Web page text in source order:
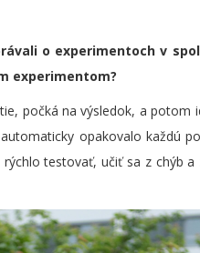
o experimentoch v
experimentom?
počká na výsledok, a
opakovalo každú
testovať, učiť sa z chýb